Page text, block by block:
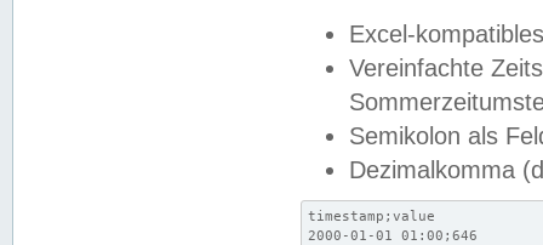
Excel-
Vereinfachte
Semikolon als
Dezimalkomma
timestamp;value
2000-01-01 01:00;646